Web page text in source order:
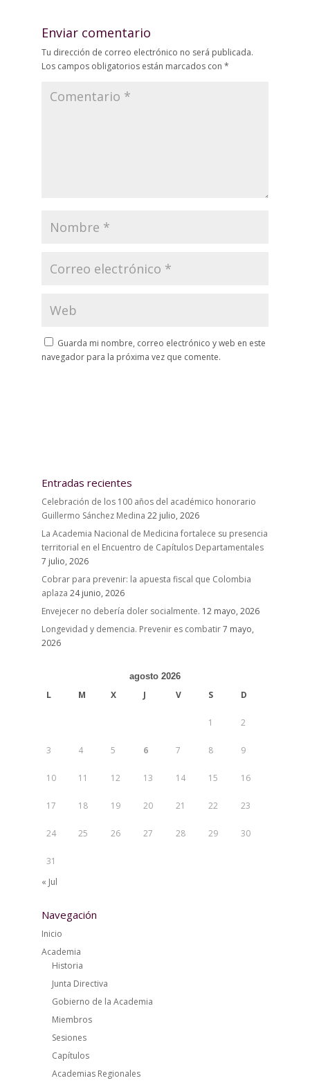
Enviar comentario
Tu dirección de correo electrónico no será publicada.
Los campos obligatorios están marcados con *
Guarda mi nombre, correo electrónico y web en este
navegador para la próxima vez que comente.
Entradas recientes
Celebración de los 100 años del académico honorario
Guillermo Sánchez Medina 22 julio, 2026
La Academia Nacional de Medicina fortalece su presencia
territorial en el Encuentro de Capítulos Departamentales
7 julio, 2026
Cobrar para prevenir: la apuesta fiscal que Colombia
aplaza 24 junio, 2026
Envejecer no debería doler socialmente. 12 mayo, 2026
Longevidad y demencia. Prevenir es combatir7 mayo,
2026
agosto 2026
L M X J V S D
1 2
3 4 5 6 7 8 9
10 11 12 13 14 15 16
17 18 19 20 21 22 23
24 25 26 27 28 29 30
31
« Jul
Navegación
Inicio
Academia
Historia
Junta Directiva
Gobierno de la Academia
Miembros
Sesiones
Capítulos
Academias Regionales